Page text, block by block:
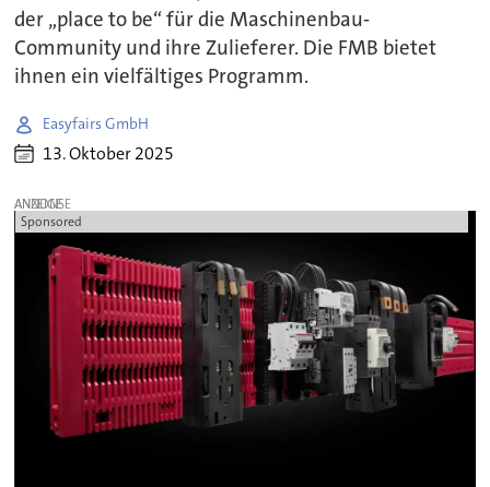
der „place to be“ für die Maschinenbau-
Community und ihre Zulieferer. Die FMB bietet
ihnen ein vielfältiges Programm.
Easyfairs GmbH
13. Oktober 2025
ANZEIGE
Sponsored